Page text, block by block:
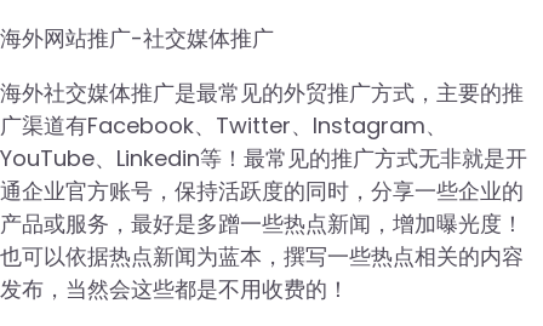
海外网站推广-社交媒体推广
海外社交媒体推广是最常见的外贸推广方式，主要的推
广渠道有Facebook、Twitter、Instagram、
YouTube、Linkedin等！最常见的推广方式无非就是开
通企业官方账号，保持活跃度的同时，分享一些企业的
产品或服务，最好是多蹭一些热点新闻，增加曝光度！
也可以依据热点新闻为蓝本，撰写一些热点相关的内容
发布，当然会这些都是不用收费的！